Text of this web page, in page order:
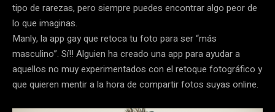
tipo de rarezas, pero siempre puedes encontrar algo peor de
lo que imaginas.
Manly, la app gay que retoca tu foto para ser “más
masculino”. Sí!! Alguien ha creado una app para ayudar a
aquellos no muy experimentados con el retoque fotográfico y
que quieren mentir a la hora de compartir fotos suyas online.